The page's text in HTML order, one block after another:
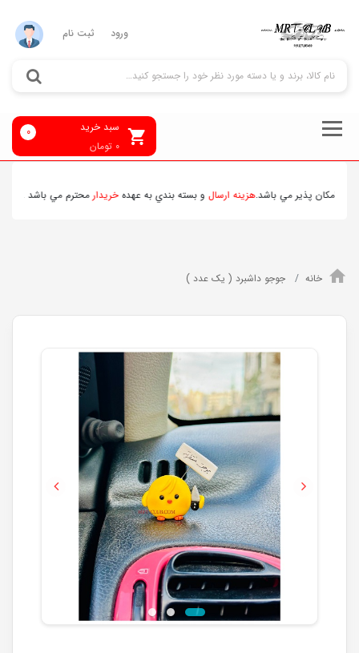
ورود ثبت نام
سبد خرید
0 تومان
0
امکان پذير مي باشد.هزينه ارسالو بسته بندي به عهدهخريدارمحترم مي باشد . تمامي
خانه جوجو داشبرد ( یک عدد )
Previous Next